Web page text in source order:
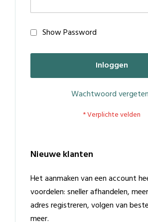
Show Password
Inloggen
Wachtwoord
Nieuwe klanten
Het aanmaken van een account
voordelen: sneller afhandelen,
adres registreren, volgen van
meer.